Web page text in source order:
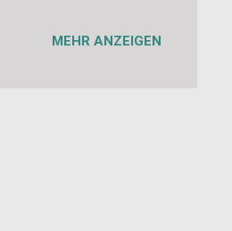
ein Buch, das mit einer
MEHR ANZEIGEN